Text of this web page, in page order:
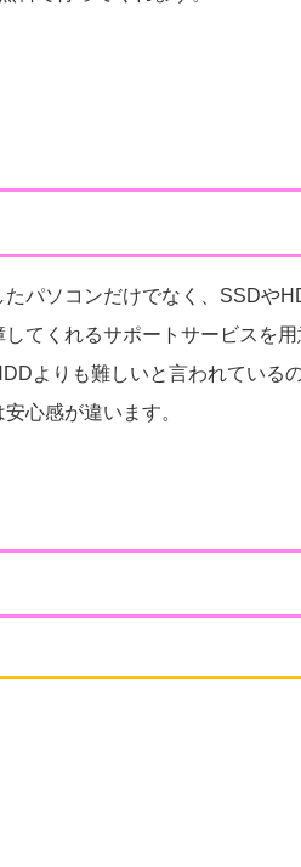
たパソコンだけでなく、SSDや
てくれるサポートサービスを用
よりも難しいと言われている
心感が違います。